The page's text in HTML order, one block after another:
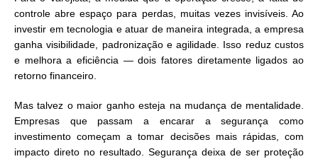
controle abre espaço para perdas, muitas vezes invisíveis. Ao
investir em tecnologia e atuar de maneira integrada, a empresa
ganha visibilidade, padronização e agilidade. Isso reduz custos
e melhora a eficiência — dois fatores diretamente ligados ao
retorno financeiro.
Mas talvez o maior ganho esteja na mudança de mentalidade.
Empresas que passam a encarar a segurança como
investimento começam a tomar decisões mais rápidas, com
impacto direto no resultado. Segurança deixa de ser proteção